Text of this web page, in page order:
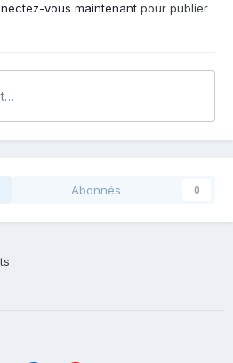
vous maintenant pour publier
Abonnés 0